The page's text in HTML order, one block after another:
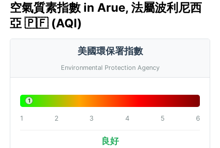
空氣質素指數 in Arue, 法屬波利尼西
亞 🇵🇫 (AQI)
美國環保署指數
Environmental Protection Agency
1
1 2 3 4 5 6
良好